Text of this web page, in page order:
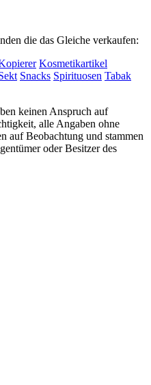
die das Gleiche verkaufen:
Kosmetikartikel
Snacks Spirituosen Tabak
keinen Anspruch auf
alle Angaben ohne
auf Beobachtung und stammen
oder Besitzer des